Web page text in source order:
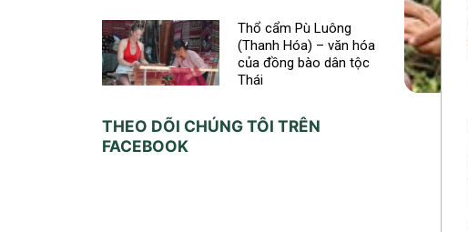
Thổ cẩm Pù Luông
(Thanh Hóa) – văn hóa
của đồng bào dân tộc
Thái
THEO DÕI CHÚNG TÔI TRÊN
FACEBOOK